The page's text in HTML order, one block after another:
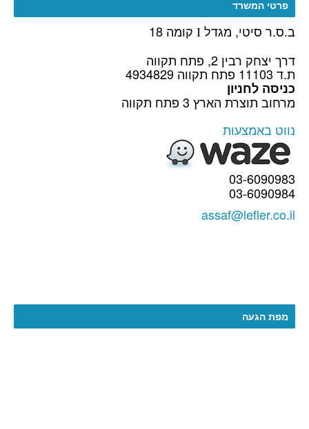
פרטי המשרד
ב.ס.ר סיטי, מגדל I קומה 18
דרך יצחק רבין 2, פתח תקווה
ת.ד 11103 פתח תקווה 4934829
כניסה לחניון
מרחוב תוצרת הארץ 3 פתח תקווה
נווט באמצעות
03-6090983
03-6090984
assaf@lefler.co.il
מפת הגעה